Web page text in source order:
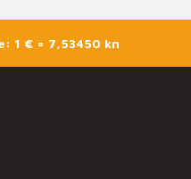
1 € = 7,53450 kn